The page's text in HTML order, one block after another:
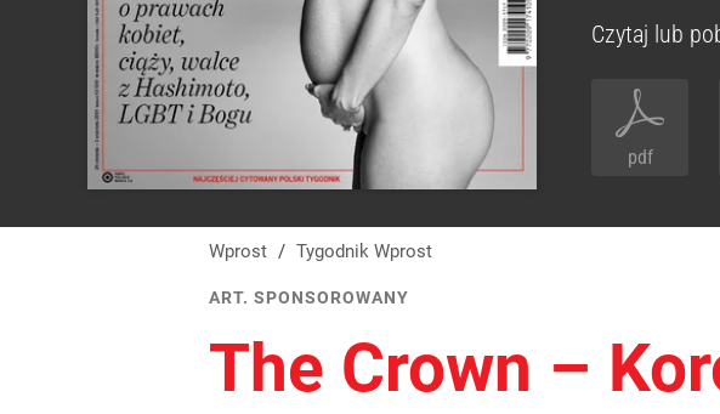
Czytaj lub
pdf
Wprost / Tygodnik Wprost
ART. SPONSOROWANY
The Crown –